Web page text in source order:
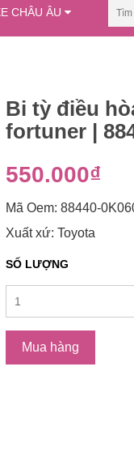
CHÂU ÂU
Bi tỳ điều
fortuner |
550.000₫
Mã Oem: 88440-
Xuất xứ: Toyota
SỐ LƯỢNG
Mua hàng